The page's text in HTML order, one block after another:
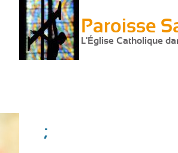
Paroisse
L'Église Catholique
;